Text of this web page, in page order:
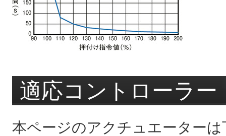
適応コントローラー
本ページのアクチュエーター